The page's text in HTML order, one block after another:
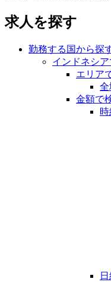
求人を探す
勤務する国から探
インドネシ
エリア
全
金額で